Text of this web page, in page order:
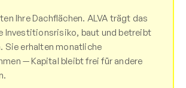
Ihre Dachflächen. ALVA trägt das
Investitionsrisiko, baut und betreibt
Sie erhalten monatliche
— Kapital bleibt frei für andere